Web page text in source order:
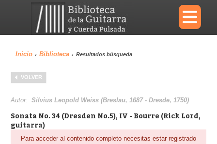
×
Menu
Biblioteca Diccionario
Inicio › Biblioteca › Resultados búsqueda
VOLVER
Autor:Silvius Leopold Weiss (Breslau, 1687 - Dresde, 1750)
Sonata No. 34 (Dresden No.5), IV - Bourre (Rick Lord,
guitarra)
Para acceder al contenido completo necesitas estar registrado